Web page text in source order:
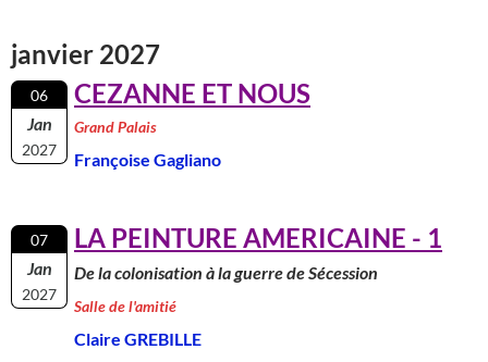
janvier 2027
06
Jan
2027
CEZANNE ET NOUS
Grand Palais
Françoise Gagliano
07
Jan
2027
LA PEINTURE AMERICAINE - 1
De la colonisation à la guerre de Sécession
Salle de l'amitié
Claire GREBILLE